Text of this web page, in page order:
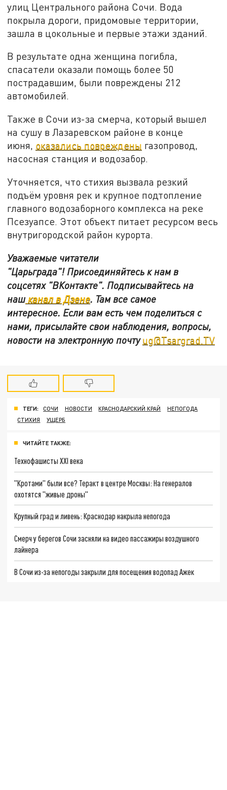
улиц Центрального района Сочи. Вода
покрыла дороги, придомовые территории,
зашла в цокольные и первые этажи зданий.
В результате одна женщина погибла,
спасатели оказали помощь более 50
пострадавшим, были повреждены 212
автомобилей.
Также в Сочи из-за смерча, который вышел
на сушу в Лазаревском районе в конце
июня, оказались повреждены газопровод,
насосная станция и водозабор.
Уточняется, что стихия вызвала резкий
подъём уровня рек и крупное подтопление
главного водозаборного комплекса на реке
Псезуапсе. Этот объект питает ресурсом весь
внутригородской район курорта.
Уважаемые читатели
"Царьграда"! Присоединяйтесь к нам в
соцсетях "ВКонтакте". Подписывайтесь на
нашканал в Дзене. Там все самое
интересное. Если вам есть чем поделиться с
нами, присылайте свои наблюдения, вопросы,
новости на электронную почтуug@Tsargrad.TV
ТЕГИ: СОЧИ НОВОСТИ КРАСНОДАРСКИЙ КРАЙ
НЕПОГОДА
СТИХИЯ
УЩЕРБ
ЧИТАЙТЕ ТАКЖЕ:
Технофашисты XXI века
"Кротами" были все? Теракт в центре Москвы: На генералов
охотятся "живые дроны"
Крупный град и ливень: Краснодар накрыла непогода
Смерч у берегов Сочи засняли на видео пассажиры воздушного
лайнера
В Сочи из-за непогоды закрыли для посещения водопад Ажек